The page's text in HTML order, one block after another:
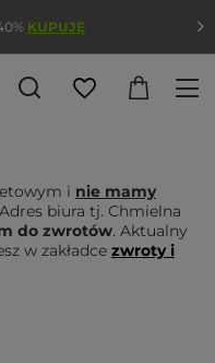
i nie mamy
Adres biura tj. Chmielna
do zwrotów. Aktualny
w zakładce zwroty i
KUPUJĘ